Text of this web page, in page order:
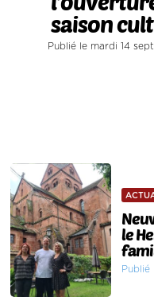
saison
Publié le mardi 14
le
Publié